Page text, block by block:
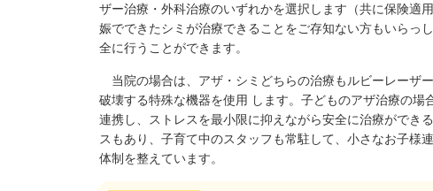
ザー治療・外科治療のいずれかを選択します（共に保険適
娠でできたシミが治療できることをご存知ない方もいらっ
全に行うことができます。
当院の場合は、アザ・シミどちらの治療もルビーレーザ
破壊する特殊な機器を使用 します。子どものアザ治療の場
連携し、ストレスを最小限に抑えながら安全に治療ができ
スもあり、子育て中のスタッフも常駐して、小さなお子様
体制を整えています。